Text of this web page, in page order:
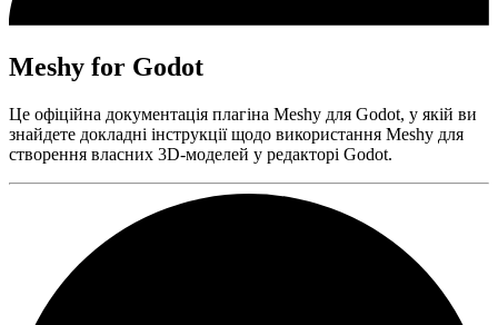
Meshy for Godot
Це офіційна документація плагіна Meshy для Godot, у якій ви
знайдете докладні інструкції щодо використання Meshy для
створення власних 3D-моделей у редакторі Godot.